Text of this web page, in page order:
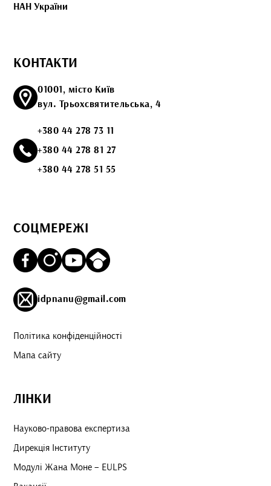
НАН України
КОНТАКТИ
01001, місто Київ
вул. Трьохсвятительська, 4
+380 44 278 73 11
+380 44 278 81 27
+380 44 278 51 55
СОЦМЕРЕЖІ
idpnanu@gmail.com
Політика конфіденційності
Мапа сайту
ЛІНКИ
Науково-правова експертиза
Дирекція Інституту
Модулі Жана Моне – EULPS